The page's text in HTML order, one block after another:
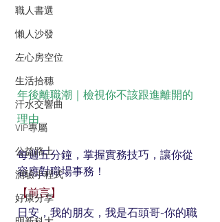
職人書選
懶人沙發
左心房空位
生活拾穗
汗水交響曲
VIP專屬
公益路上
測驗小程式
好康分享
年後離職潮｜檢視你不該跟進離開的
理由
每週五分鐘，掌握實務技巧，讓你從
容應對職場事務！
【前言】
日安，我的朋友，我是石頭哥-你的職